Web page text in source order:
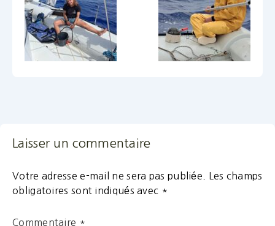
Laisser un commentaire
Votre adresse e-mail ne sera pas publiée.
Les champs
obligatoires sont indiqués avec *
Commentaire *